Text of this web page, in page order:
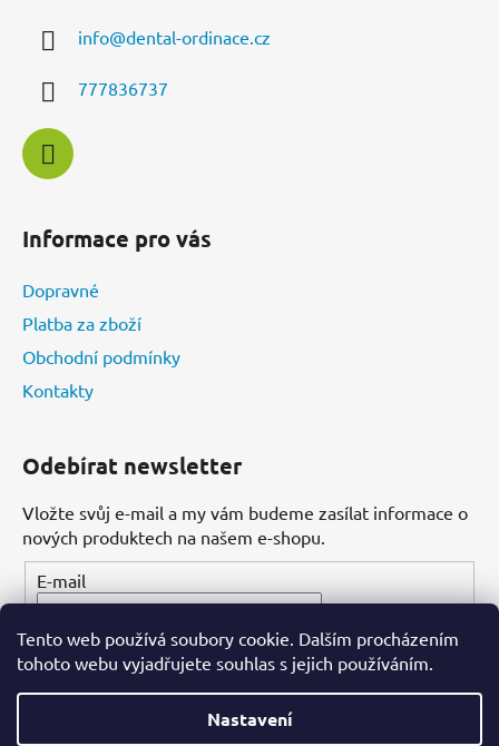
Tento web používá soubory cookie. Dalším procházením
tohoto webu vyjadřujete souhlas s jejich používáním.
Nastavení
info@dental-ordinace.cz
777836737
Informace pro vás
Dopravné
Platba za zboží
Obchodní podmínky
Kontakty
Odebírat newsletter
Vložte svůj e-mail a my vám budeme zasílat informace o
nových produktech na našem e-shopu.
E-mail
PŘIHLÁSIT SE